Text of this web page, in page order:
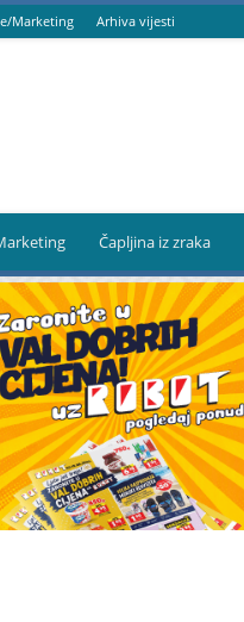
Marketing Arhiva vijesti
Čapljina iz zraka